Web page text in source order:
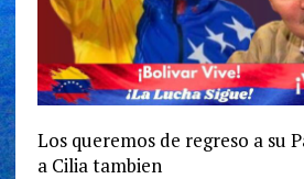
Los queremos de regreso a su
a Cilia tambien